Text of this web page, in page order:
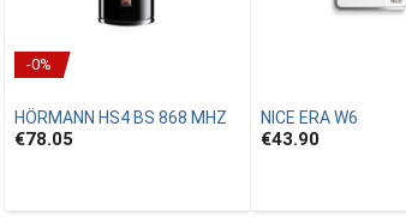
-0%
HÖRMANN HS4 BS 868 MHZ
€78.05
NICE ERA W6
€43.90